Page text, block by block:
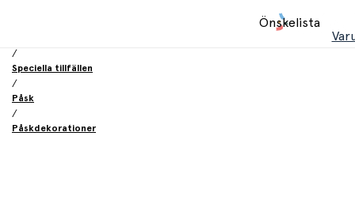
Önskelista
/
Speciella tillfällen
/
Påsk
/
Påskdekorationer